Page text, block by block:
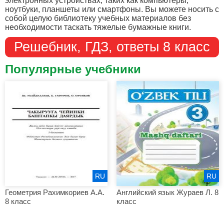
ноутбуки, планшеты или смартфоны. Вы можете носить с
собой целую библиотеку учебных материалов без
необходимости таскать тяжелые бумажные книги.
Решебник, ГДЗ, ответы 8 класс
Популярные учебники
Геометрия Рахимкориев А.А.
8 класс
RU
Английский язык Жураев Л. 8
класс
RU